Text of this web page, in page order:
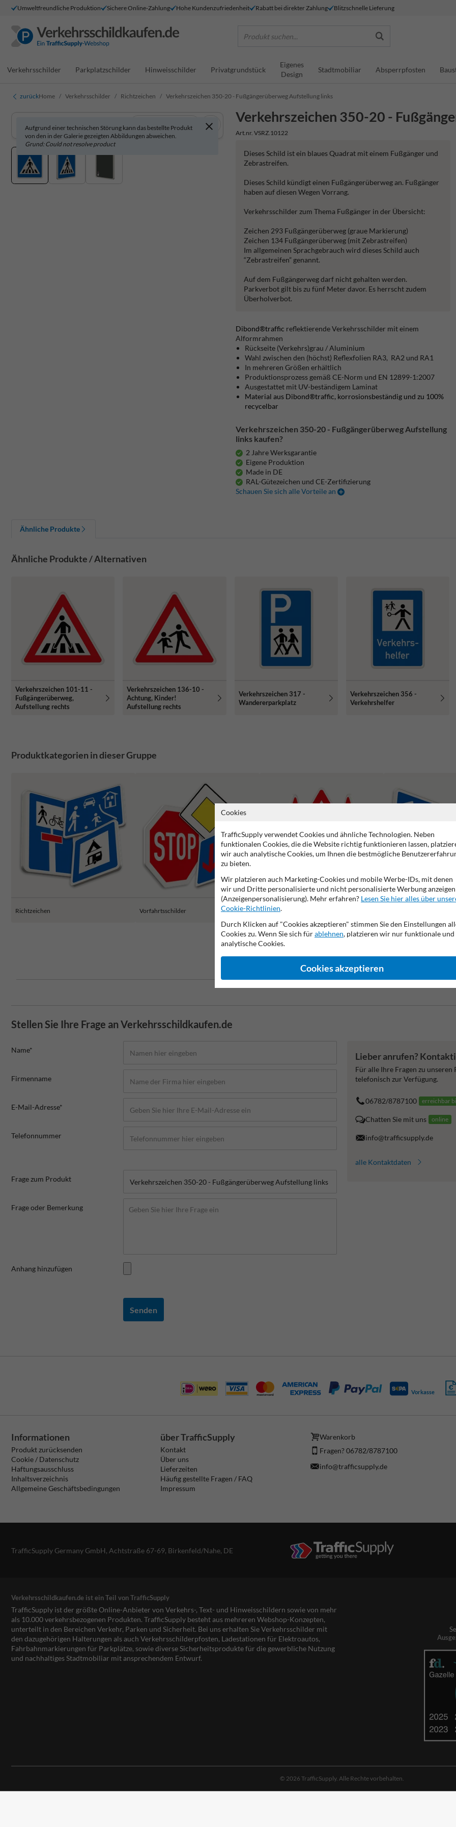
Umweltfreundliche Produktion Sichere Online-Zahlung Hohe Kundenzufriedenheit Rabatt bei direkter Zahlung Blitzschnelle Lieferung
Produkt suchen...
Verkehrsschilder Parkplatzschilder Hinweisschilder Privatgrundstück
Eigenes
Design
Stadtmobiliar Absperrpfosten
zurückHome Verkehrsschilder Richtzeichen Verkehrszeichen 350-20 - Fußgängerüberweg Aufstellung links
Verkehrszeichen 350-20 -
Art.nr. VSRZ.10122
Aufgrund einer technischen Störung kann das bestellte Produkt
von den in der Galerie gezeigten Abbildungen abweichen.
Grund: Could not resolve product
In 3D anzeigen
Dieses Schild ist ein blaues Quadrat mit einem Fußgänger und
Zebrastreifen.
Dieses Schild kündigt einen Fußgängerüberweg an. Fußgänger
haben auf diesen Wegen Vorrang.
Verkehrsschilder zum Thema Fußgänger in der Übersicht:
Zeichen 293 Fußgängerüberweg (graue Markierung)
Zeichen 134 Fußgängerüberweg (mit Zebrastreifen)
Im allgemeinen Sprachgebrauch wird dieses Schild auch
“Zebrastreifen” genannt.
Auf dem Fußgängerweg darf nicht gehalten werden.
Parkverbot gilt bis zu fünf Meter davor. Es herrscht zudem
Überholverbot.
Dibond®traffic reflektierende Verkehrsschilder mit einem
Alformrahmen
Rückseite (Verkehrs)grau / Aluminium
Wahl zwischen den (höchst) Reflexfolien RA3, RA2 und RA1
In mehreren Größen erhältlich
Produktionsprozess gemäß CE-Norm und EN 12899-1:2007
Ausgestattet mit UV-beständigem Laminat
Material aus Dibond®traffic, korrosionsbeständig und zu 100%
recycelbar
Verkehrszeichen 350-20 - Fußgängerüberweg Aufstellung
links kaufen?
2 Jahre Werksgarantie
Eigene Produktion
Made in DE
RAL-Gütezeichen und CE-Zertifizierung
Schauen Sie sich alle Vorteile an
Ähnliche Produkte
Ähnliche Produkte / Alternativen
Verkehrszeichen 101-11 -
Fußgängerüberweg,
Aufstellung rechts
Verkehrszeichen 136-10 -
Achtung, Kinder!
Aufstellung rechts
Verkehrszeichen 317 -
Wandererparkplatz
Verkehrszeichen 356 -
Verkehrshelfer
Produktkategorien in dieser Gruppe
Richtzeichen Vorfahrtsschilder Gefahrenzeichen
2 Jahre Werksgarantie Eigene Produktion Made in DE
Stellen Sie Ihre Frage an Verkehrsschildkaufen.de
Name*
Firmenname
E-Mail-Adresse*
Telefonnummer
Frage zum Produkt
Frage oder Bemerkung
Anhang hinzufügen
Senden
Lieber anrufen?
Für alle Ihre Fragen zu
telefonisch zur Verfügung.
06782/8787100 erreichbar
Chatten Sie mit uns online
info@trafficsupply.de
alle Kontaktdaten
Vorkasse
Informationen
Produkt zurücksenden
Cookie / Datenschutz
Haftungsausschluss
Inhaltsverzeichnis
Allgemeine Geschäftsbedingungen
über TrafficSupply
Kontakt
Über uns
Lieferzeiten
Häufig gestellte Fragen / FAQ
Impressum
Warenkorb
Fragen? 06782/8787100
info@trafficsupply.de
TrafficSupply Germany GmbH, Achtstraße 67-69, Birkenfeld/Nahe, DE
Verkehrsschildkaufen.de ist ein Teil von TrafficSupply
TrafficSupply ist der größte Online-Anbieter von Verkehrs-, Text- und Hinweisschildern sowie von mehr
als 10.000 verkehrsbezogenen Produkten. TrafficSupply besteht aus mehreren Webshop-Konzepten,
unterteilt in den Bereichen Verkehr, Parken und Sicherheit. Bei uns erhalten Sie Verkehrsschilder mit
den dazugehörigen Halterungen als auch Verkehrsschilderpfosten, Ladestationen für Elektroautos,
Fahrbahnmarkierungen für Parkplätze, sowie diverse Sicherheitsprodukte für die gewerbliche Nutzung
und nachhaltiges Stadtmobiliar mit ansprechendem Entwurf.
© 2026 TrafficSupply. Alle Rechte vorbehalten.
Cookies
TrafficSupply verwendet Cookies und ähnliche Technologien. Neben
funktionalen Cookies, die die Website richtig funktionieren lassen,
wir auch analytische Cookies, um Ihnen die bestmögliche
zu bieten.
Wir platzieren auch Marketing-Cookies und mobile Werbe-IDs, mit denen
wir und Dritte personalisierte und nicht personalisierte Werbung anzeigen
(Anzeigenpersonalisierung). Mehr erfahren? Lesen Sie hier alles über
Cookie-Richtlinien.
Durch Klicken auf "Cookies akzeptieren" stimmen Sie den Einstellungen
Cookies zu. Wenn Sie sich fürablehnen, platzieren wir nur funktionale und
analytische Cookies.
Cookies akzeptieren